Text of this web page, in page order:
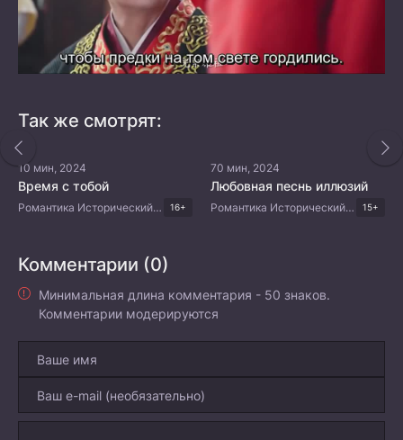
Так же смотрят:
10 мин, 2024
Время с тобой
Романтика Исторический Китайские дорамы 16+
70 мин, 2024
Любовная песнь иллюзий
Романтика Исторический Фэнтези Драма Корейские дорамы 15+
Комментарии (0)
Минимальная длина комментария - 50 знаков.
Комментарии модерируются